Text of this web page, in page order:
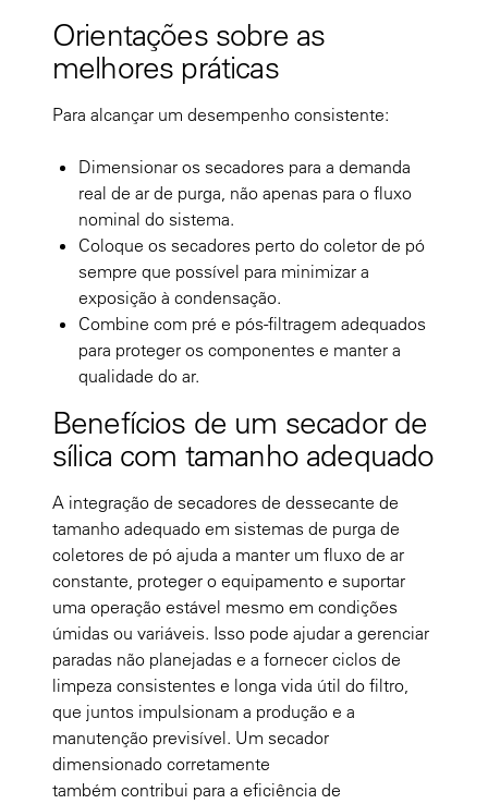
Orientações sobre as
melhores práticas
Para alcançar um desempenho consistente:
Dimensionar os secadores para a demanda
real de ar de purga, não apenas para o fluxo
nominal do sistema.
Coloque os secadores perto do coletor de pó
sempre que possível para minimizar a
exposição à condensação.
Combine com pré e pós-filtragem adequados
para proteger os componentes e manter a
qualidade do ar.
Benefícios de um secador de
sílica com tamanho adequado
A integração de secadores de dessecante de
tamanho adequado em sistemas de purga de
coletores de pó ajuda a manter um fluxo de ar
constante, proteger o equipamento e suportar
uma operação estável mesmo em condições
úmidas ou variáveis. Isso pode ajudar a gerenciar
paradas não planejadas e a fornecer ciclos de
limpeza consistentes e longa vida útil do filtro,
que juntos impulsionam a produção e a
manutenção previsível. Um secador
dimensionado corretamente
também contribui para a eficiência de